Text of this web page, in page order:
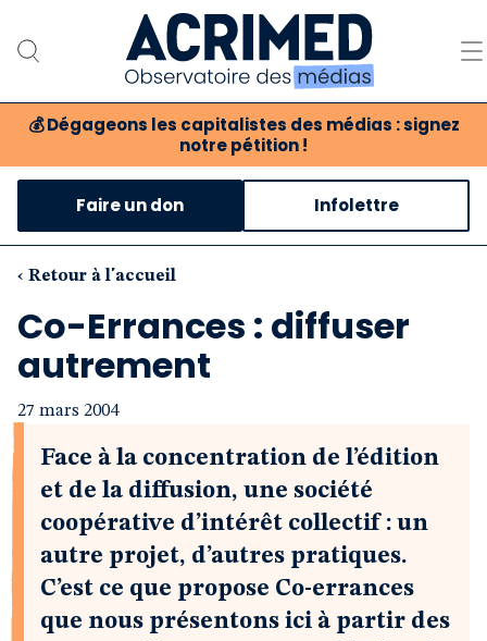
💰 Dégageons les capitalistes des médias : signez
notre pétition !
Notre association
Notre critique des médias
Nos propositions
Notre revue
Boutique
Faire un don Infolettre
‹ Retour à l'accueil
Co-Errances : diffuser
autrement
27 mars 2004
Face à la concentration de l’édition
et de la diffusion, une société
coopérative d’intérêt collectif : un
autre projet, d’autres pratiques.
C’est ce que propose Co-errances
que nous présentons ici à partir des